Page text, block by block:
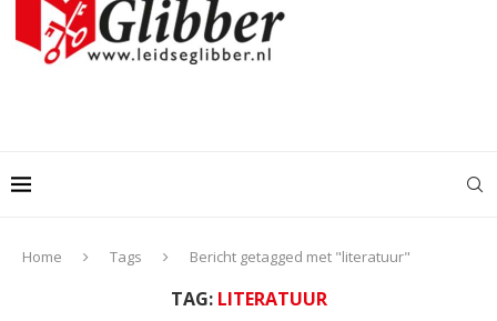
Home Tags Bericht getagged met "literatuur"
TAG: LITERATUUR